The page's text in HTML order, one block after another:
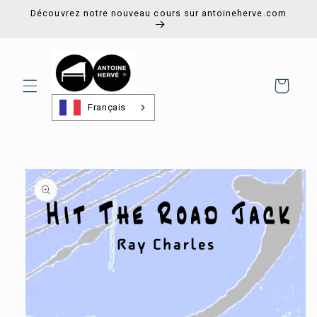
passer
Découvrez notre nouveau cours sur antoineherve.com
Français
Panier
Passer aux
informations
produits